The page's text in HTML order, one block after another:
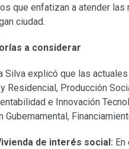
que enfatizan a atender
ciudad.
a considerar
Silva explicó que las
Residencial, Producción
e Innovación
Gubernamental,
de interés social: